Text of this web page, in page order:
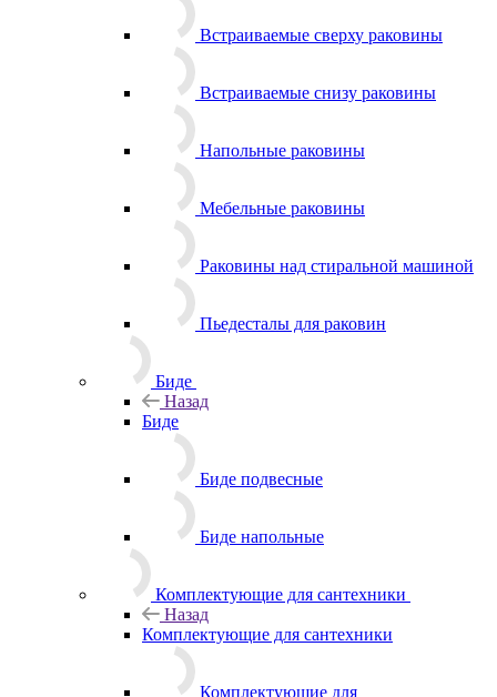
Встраиваемые сверху раковины
Встраиваемые снизу раковины
Напольные раковины
Мебельные раковины
Раковины над стиральной машиной
Пьедесталы для раковин
Биде
Назад
Биде
Биде подвесные
Биде напольные
Комплектующие для сантехники
Назад
Комплектующие для сантехники
Комплектующие для